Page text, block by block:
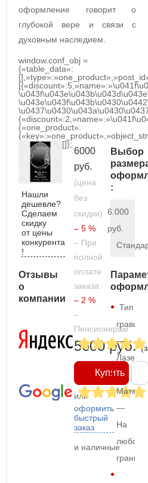
оформление говорит о
глубокой вере и связи с
духовным наследием.
window.conf_obj =
{«table_data»:
{«one_product»:
[]};
Нашли
дешевле?
Сделаем
скидку
от цены
конкурента
!
Отзывы
о
компании
6000
руб.
(цена
без
скидки)
– 5 %
– При
полной
оплате
заказа
– 2 %
–
Пенсионерам
5600 руб.
Купить
или
оформить
быстрый
заказ
и наличные
Выбор
:
6.000
руб.
Тип
—
—
На
любом
граните